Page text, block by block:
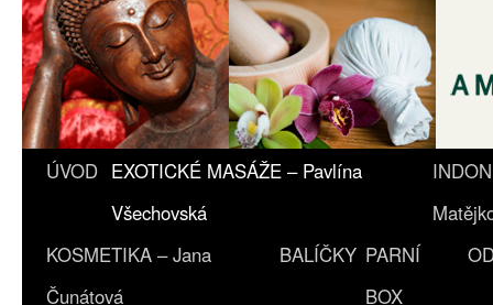
ÚVOD EXOTICKÉ MASÁŽE – Pavlína
Všechovská
KOSMETIKA – Jana
Čunátová
BALÍČKY PARNÍ
BOX